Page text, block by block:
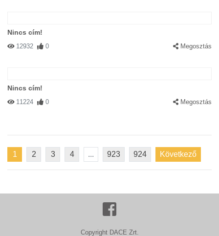
Nincs cím!
12932 0 Megosztás
Nincs cím!
11224 0 Megosztás
1 2 3 4 ... 923 924 Következő
Copyright DACE Zrt.